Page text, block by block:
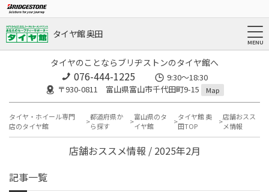
タイヤ館 奥田
タイヤのことならブリヂストンのタイヤ館へ
076-444-1225
9:30～18:30
〒930-0811 富山県富山市千代田町9-15
Map
タイヤ・ホイール専門
店のタイヤ館
都道府県か
ら探す
富山県のタ
イヤ館
タイヤ館 奥
田TOP
店舗おスス
メ情報
店舗おススメ情報 / 2025年2月
記事一覧